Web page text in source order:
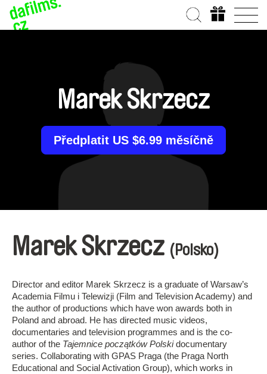
Marek Skrzecz
Předplatit US $6.99 měsíčně
Marek Skrzecz (Polsko)
Director and editor Marek Skrzecz is a graduate of Warsaw’s
Academia Filmu i Telewizji (Film and Television Academy) and
the author of productions which have won awards both in
Poland and abroad. He has directed music videos,
documentaries and television programmes and is the co-
author of the Tajemnice początków Polskidocumentary
series. Collaborating with GPAS Praga (the Praga North
Educational and Social Activation Group), which works in